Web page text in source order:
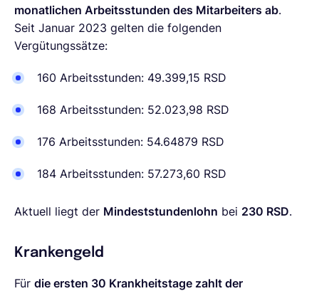
monatlichen Arbeitsstunden des Mitarbeiters ab.
Seit Januar 2023 gelten die folgenden
Vergütungssätze:
160 Arbeitsstunden: 49.399,15 RSD
168 Arbeitsstunden: 52.023,98 RSD
176 Arbeitsstunden: 54.64879 RSD
184 Arbeitsstunden: 57.273,60 RSD
Aktuell liegt der Mindeststundenlohn bei 230 RSD.
Krankengeld
Für die ersten 30 Krankheitstage zahlt der